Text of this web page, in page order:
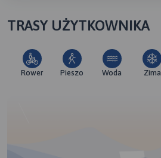
TRASY UŻYTKOWNIKA
Rower Pieszo Woda Zima